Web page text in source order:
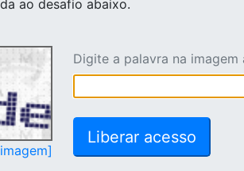
ao desafio abaixo.
Digite a palavra na